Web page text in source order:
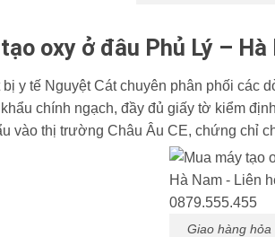
oxy ở đâu Phủ Lý – Hà
y tế Nguyệt Cát chuyên phân phối các
chính ngạch, đầy đủ giấy tờ kiểm
vào thị trường Châu Âu CE, chứng chỉ
Giao hàng